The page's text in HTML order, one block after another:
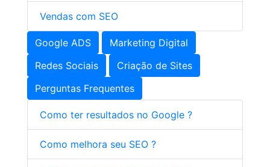
Vendas com SEO
Google ADS
Marketing Digital
Redes Sociais
Criação de Sites
Perguntas Frequentes
Como ter resultados no Google ?
Como melhora seu SEO ?